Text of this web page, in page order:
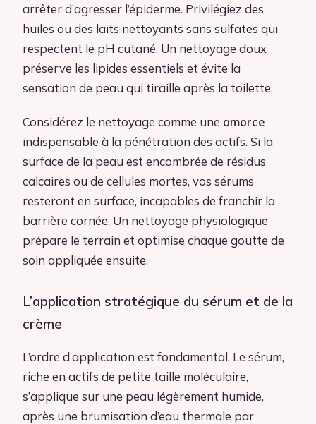
arrêter d’agresser l’épiderme. Privilégiez des
huiles ou des laits nettoyants sans sulfates qui
respectent le pH cutané. Un nettoyage doux
préserve les lipides essentiels et évite la
sensation de peau qui tiraille après la toilette.
Considérez le nettoyage comme une amorce
indispensable à la pénétration des actifs. Si la
surface de la peau est encombrée de résidus
calcaires ou de cellules mortes, vos sérums
resteront en surface, incapables de franchir la
barrière cornée. Un nettoyage physiologique
prépare le terrain et optimise chaque goutte de
soin appliquée ensuite.
L’application stratégique du sérum et de la
crème
L’ordre d’application est fondamental. Le sérum,
riche en actifs de petite taille moléculaire,
s’applique sur une peau légèrement humide,
après une brumisation d’eau thermale par